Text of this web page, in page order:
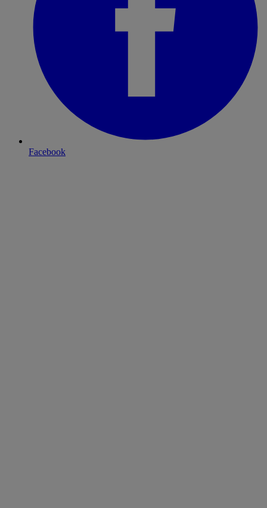
Facebook